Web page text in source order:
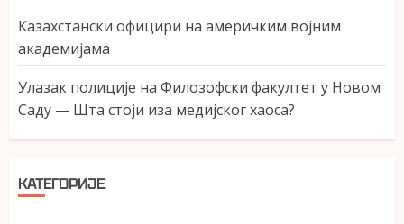
Казахстански официри на америчким војним
академијама
Улазак полиције на Филозофски факултет у Новом
Саду — Шта стоји иза медијског хаоса?
КАТЕГОРИЈЕ